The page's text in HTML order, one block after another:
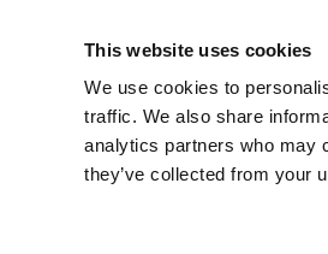
This website uses cookies
We use cookies to
traffic. We also share
analytics partners who may
they’ve collected from your
COMUNIDADMU